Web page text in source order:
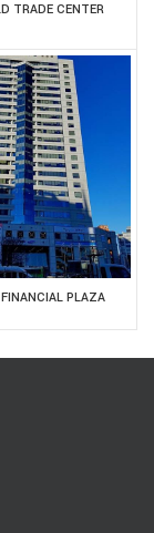
TRADE CENTER
PLAZA